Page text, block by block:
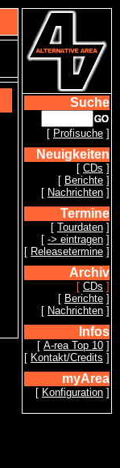
Suche
[ Profisuche ]
Neuigkeiten
[ CDs ]
[ Berichte ]
[ Nachrichten ]
Termine
[ Tourdaten ]
[ -> eintragen ]
[ Releasetermine ]
Archiv
[ CDs ]
[ Berichte ]
[ Nachrichten ]
Infos
[ A-rea Top 10 ]
[ Kontakt/Credits ]
myArea
[ Konfiguration ]